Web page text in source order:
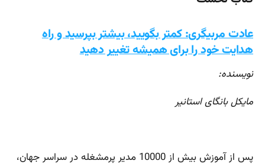
عادت مربیگری: کمتر بگویید، بیشتر بپرسید و راه
هدایت خود را برای همیشه تغییر دهید
نویسنده:
مایکل بانگای استانیر
پس از آموزش بیش از 10000 مدیر پرمشغله در سراسر جهان،